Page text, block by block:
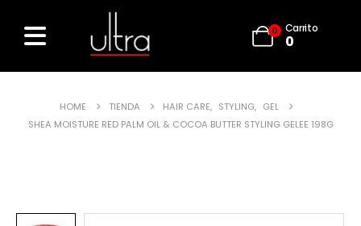
0 Carrito
0
HOME TIENDA HAIR CARE, STYLING, GEL
SHEA MOISTURE RED PALM OIL & COCOA BUTTER STYLING GELEE 198G